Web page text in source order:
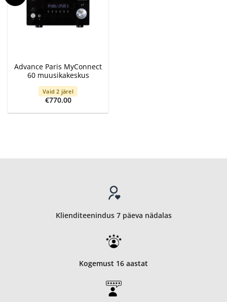
Advance Paris MyConnect
60 muusikakeskus
Vaid 2 järel
€770.00
Klienditeenindus 7 päeva nädalas
Kogemust 16 aastat